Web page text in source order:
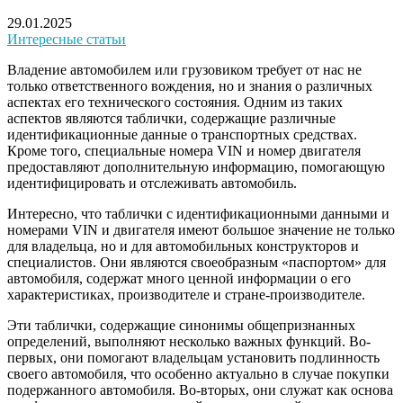
29.01.2025
Интересные статьи
Владение автомобилем или грузовиком требует от нас не
только ответственного вождения, но и знания о различных
аспектах его технического состояния. Одним из таких
аспектов являются таблички, содержащие различные
идентификационные данные о транспортных средствах.
Кроме того, специальные номера VIN и номер двигателя
предоставляют дополнительную информацию, помогающую
идентифицировать и отслеживать автомобиль.
Интересно, что таблички с идентификационными данными и
номерами VIN и двигателя имеют большое значение не только
для владельца, но и для автомобильных конструкторов и
специалистов. Они являются своеобразным «паспортом» для
автомобиля, содержат много ценной информации о его
характеристиках, производителе и стране-производителе.
Эти таблички, содержащие синонимы общепризнанных
определений, выполняют несколько важных функций. Во-
первых, они помогают владельцам установить подлинность
своего автомобиля, что особенно актуально в случае покупки
подержанного автомобиля. Во-вторых, они служат как основа